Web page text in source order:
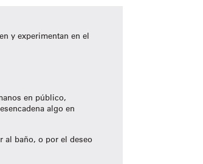
y experimentan en el
en público,
algo en
al baño, o por el deseo